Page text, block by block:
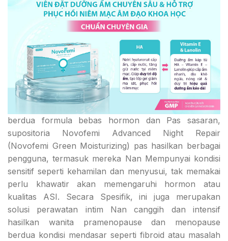
berdua formula bebas hormon dan Pas sasaran,
supositoria Novofemi Advanced Night Repair
(Novofemi Green Moisturizing) pas hasilkan berbagai
pengguna, termasuk mereka Nan Mempunyai kondisi
sensitif seperti kehamilan dan menyusui, tak memakai
perlu khawatir akan memengaruhi hormon atau
kualitas ASI. Secara Spesifik, ini juga merupakan
solusi perawatan intim Nan canggih dan intensif
hasilkan wanita pramenopause dan menopause
berdua kondisi mendasar seperti fibroid atau masalah